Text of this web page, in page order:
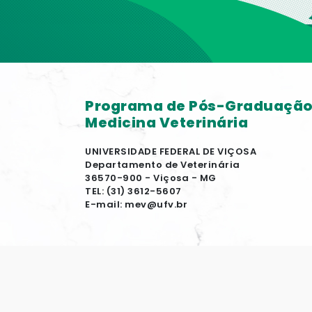
Programa de Pós-
Medicina Veterinária
UNIVERSIDADE FEDERAL DE VIÇOSA
Departamento de Veterinária
36570-900 - Viçosa - MG
TEL: (31) 3612-5607
E-mail: mev@ufv.br